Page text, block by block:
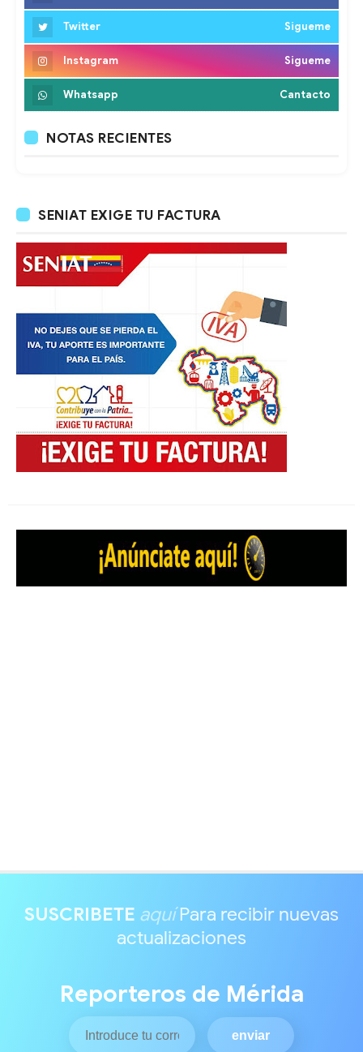
Twitter Sigueme
Instagram Sigueme
Whatsapp Cantacto
NOTAS RECIENTES
SENIAT EXIGE TU FACTURA
SUSCRIBETE aquíPara recibir nuevas
actualizaciones
Reporteros de Mérida